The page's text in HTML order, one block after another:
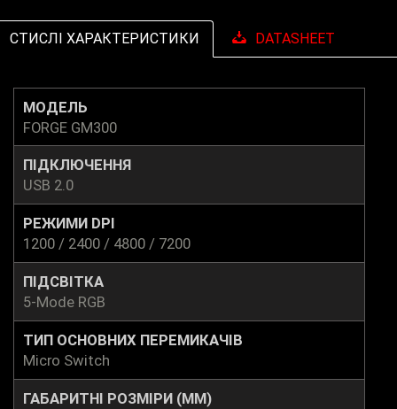
СТИСЛІ ХАРАКТЕРИСТИКИ DATASHEET
МОДЕЛЬ
FORGE GM300
ПІДКЛЮЧЕННЯ
USB 2.0
РЕЖИМИ DPI
1200 / 2400 / 4800 / 7200
ПІДСВІТКА
5-Mode RGB
ТИП ОСНОВНИХ ПЕРЕМИКАЧІВ
Micro Switch
ГАБАРИТНІ РОЗМІРИ (ММ)